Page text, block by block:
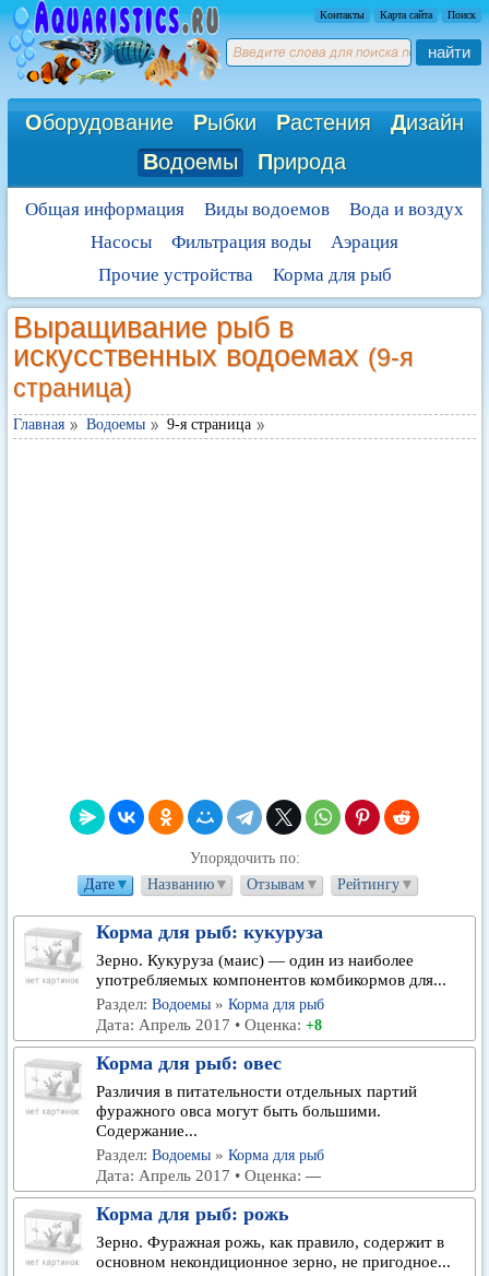
Контакты Карта сайта Поиск
найти
Оборудование Рыбки Растения Дизайн
Водоемы Природа
Общая информация Виды водоемов
Вода и воздух
Насосы
Фильтрация воды
Аэрация
Прочие устройства
Корма для рыб
Выращивание рыб в
искусственных водоемах (9-я
страница)
Главная Водоемы 9-я страница
Упорядочить по:
Дате▼ Названию▼ Отзывам▼ Рейтингу▼
Корма для рыб: кукуруза
Зерно. Кукуруза (маис) — один из наиболее
употребляемых компонентов комбикормов для...
Раздел: Водоемы » Корма для рыб
Дата: Апрель 2017 • Оценка: +8
Корма для рыб: овес
Различия в питательности отдельных партий
фуражного овса могут быть большими.
Содержание...
Раздел: Водоемы » Корма для рыб
Дата: Апрель 2017 • Оценка: —
Корма для рыб: рожь
Зерно. Фуражная рожь, как правило, содержит в
основном некондиционное зерно, не пригодное...